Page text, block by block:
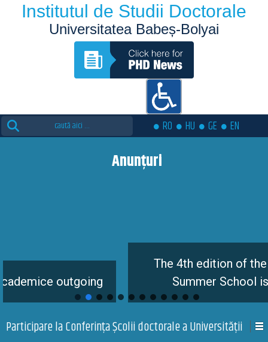
Institutul de Studii Doctorale
Universitatea Babeș-Bolyai
Search
for:
RO HU GE EN
Anunțuri
outgoing
The 4th edition of the Eutopia
Summer School is coming
Participare la Conferința Școlii doctorale a Universității